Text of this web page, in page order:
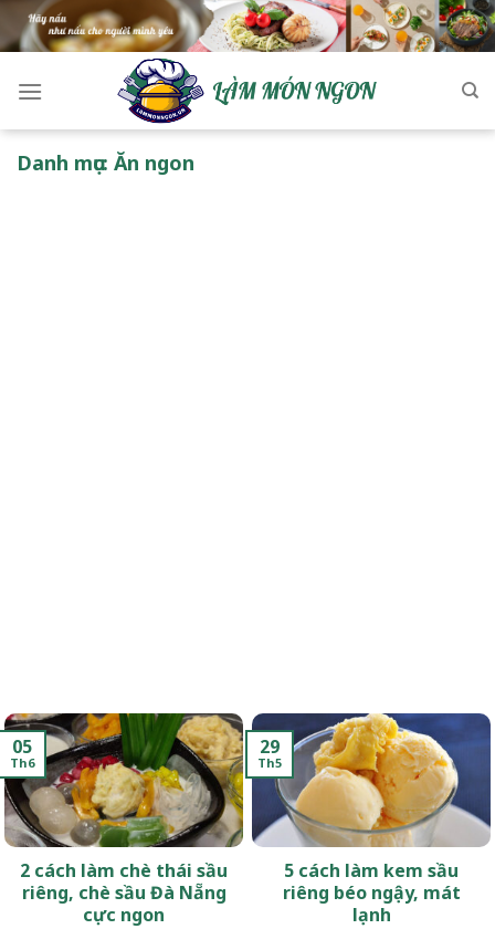
Skip
to
Danh mục: Ăn ngon
2 cách làm chè thái sầu
riêng, chè sầu Đà Nẵng
cực ngon
05
Th6
5 cách làm kem sầu
riêng béo ngậy, mát
lạnh
29
Th5